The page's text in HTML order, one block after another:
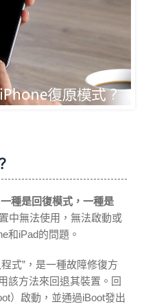
種是回復模式，一種是
中無法使用，無法啟動或
和iPad的問題。
式”，是一種故障修復方
該方法來回退其裝置。回
）啟動，並通過iBoot發出